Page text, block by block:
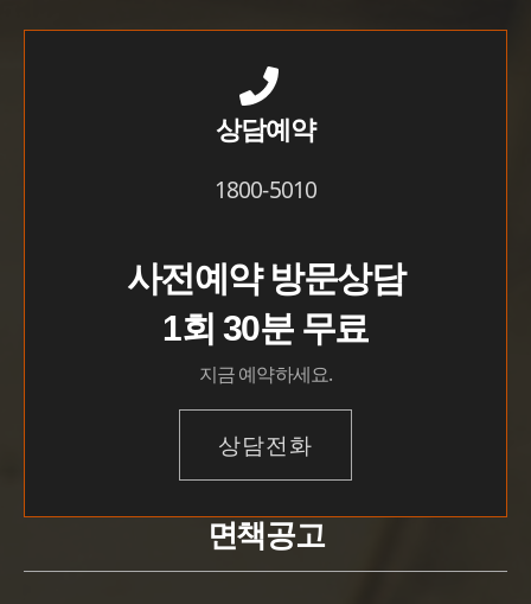
면책공고
상담예약
1800-5010
사전예약 방문상담
1회 30분 무료
지금 예약하세요.
상담전화